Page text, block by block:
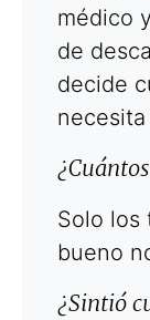
médico
de
decide
Solo los
bueno
¿Sintió